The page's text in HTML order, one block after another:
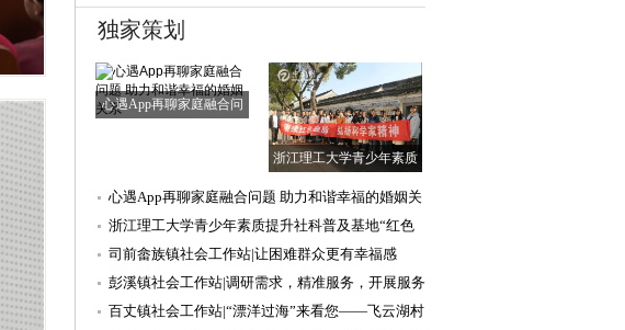
独家策划
心遇App再聊家庭融合问
浙江理工大学青少年素质
心遇App再聊家庭融合问题 助力和谐幸福的婚姻关
系
浙江理工大学青少年素质提升社科普及基地“红色
科普行”实践团
司前畲族镇社会工作站|让困难群众更有幸福感
的“清单”
彭溪镇社会工作站|调研需求，精准服务，开展服务
需求调查工作
百丈镇社会工作站|“漂洋过海”来看您——飞云湖村